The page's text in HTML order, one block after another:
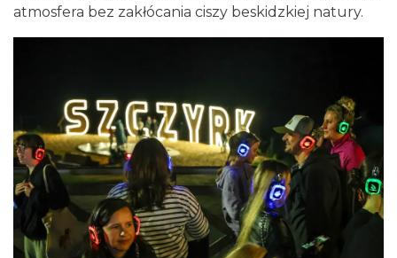
Święto Zielin - Koncert zespołu "Trzy
Struny"
Brenna
2026-08-14
6.76 km
atmosfera bez zakłócania ciszy beskidzkiej natury.